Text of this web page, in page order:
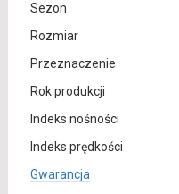
Sezon
Rozmiar
Przeznaczenie
Rok produkcji
Indeks nośności
Indeks prędkości
Gwarancja